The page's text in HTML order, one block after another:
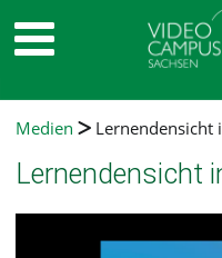
Medien Lernendensicht
Lernendensicht